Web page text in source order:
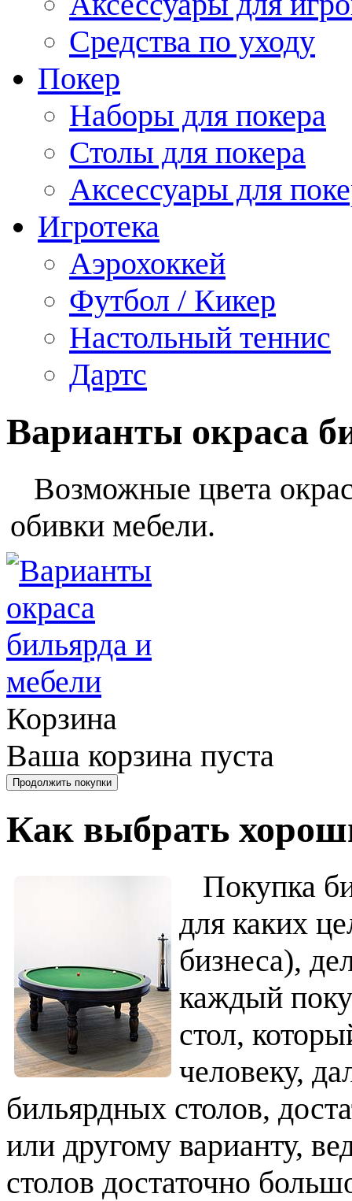
Средства по уходу
Покер
Наборы для покера
Столы для покера
Аксессуары для
Игротека
Аэрохоккей
Футбол / Кикер
Настольный теннис
Дартс
Варианты окраса
Возможные цвета
обивки мебели.
Корзина
Ваша корзина пуста
Как выбрать
Покупка
для каких
бизнеса),
каждый
стол,
человеку,
бильярдных столов,
или другому варианту,
столов достаточно